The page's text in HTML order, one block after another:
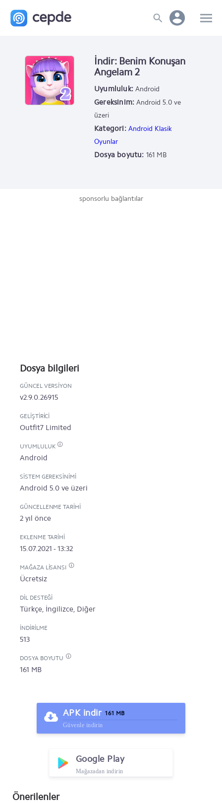
İndir: Benim Konuşan
Angelam 2
Uyumluluk: Android
Gereksinim: Android 5.0 ve
üzeri
Kategori: Android Klasik
Oyunlar
Dosya boyutu: 161 MB
sponsorlu bağlantılar
Dosya bilgileri
GÜNCEL VERSIYON
v2.9.0.26915
GELIŞTIRICI
Outfit7 Limited
UYUMLULUK
Android
SISTEM GEREKSINIMI
Android 5.0 ve üzeri
GÜNCELLENME TARIHI
2 yıl önce
EKLENME TARIHI
15.07.2021 - 13:32
MAĞAZA LISANSI
Ücretsiz
DIL DESTEĞI
Türkçe, İngilizce, Diğer
İNDIRILME
513
DOSYA BOYUTU
161 MB
APK indir 161 MB
Güvenle indirin
Google Play
Mağazadan indirin
Önerilenler